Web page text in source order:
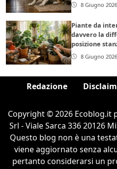
8 Giugno 2026
Piante da
davvero la
posizione
8 Giugno 2026
Redazione
Copyright © 2026 Ecoblog.it
Srl - Viale Sarca 336 20126
Questo blog non è una
viene aggiornato senza
pertanto considerarsi un